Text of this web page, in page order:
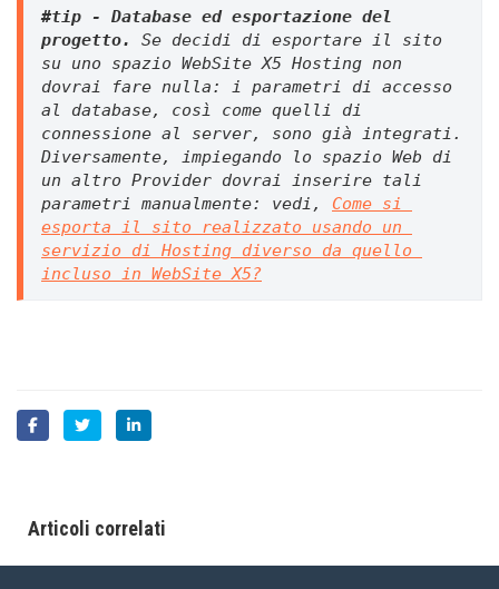
#tip - Database ed esportazione del
progetto. Se decidi di esportare il sito
su uno spazio WebSite X5 Hosting non
dovrai fare nulla: i parametri di accesso
al database, così come quelli di
connessione al server, sono già integrati.
Diversamente, impiegando lo spazio Web di
un altro Provider dovrai inserire tali
parametri manualmente: vedi, Come si
esporta il sito realizzato usando un
servizio di Hosting diverso da quello
incluso in WebSite X5?
Articoli correlati